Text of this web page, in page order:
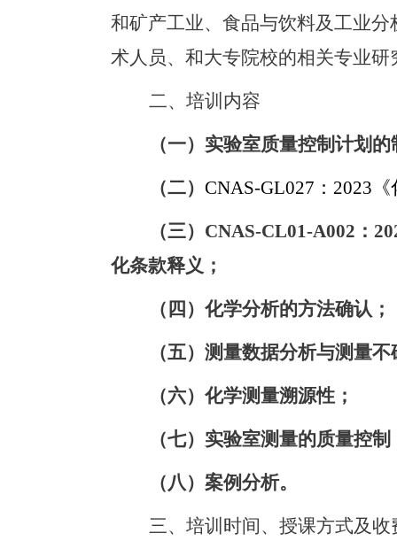
和矿产工业、食品与饮料及工业
术人员、和大专院校的相关专业研
二、培训内容
（一）实验室质量控制计划
（二） CNAS-GL027 ：2023
（三）CNAS-CL01-A002：
化条款释义；
（四）化学分析的方法确认；
（五）测量数据分析与测量
（六）化学测量溯源性；
（七）实验室测量的质量控制
（八）案例分析。
三、培训时间、授课方式及收